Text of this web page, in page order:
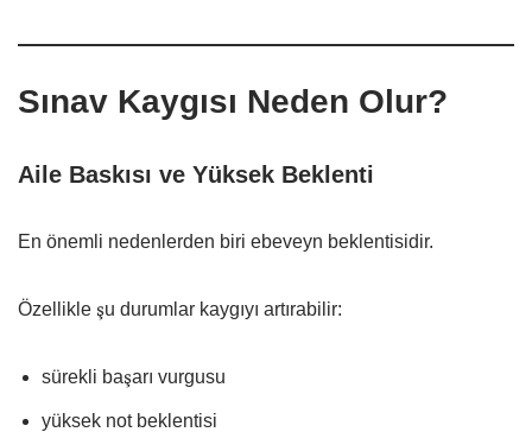
Sınav Kaygısı Neden Olur?
Aile Baskısı ve Yüksek Beklenti
En önemli nedenlerden biri ebeveyn beklentisidir.
Özellikle şu durumlar kaygıyı artırabilir:
sürekli başarı vurgusu
yüksek not beklentisi